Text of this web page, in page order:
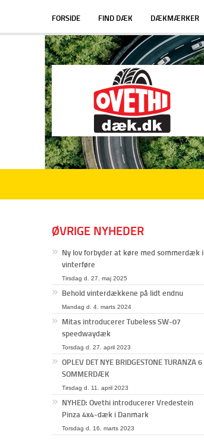
FORSIDE FIND DÆK DÆKMÆRKER
ØVRIGE NYHEDER
Ny lov forbyder at køre med sommerdæk i
vinterføre
Tirsdag d. 27. maj 2025
Behold vinterdækkene på lidt endnu
Mandag d. 4. marts 2024
Mitas introducerer Tubeless SW-07
speedwaydæk
Torsdag d. 27. april 2023
OPLEV DET NYE BRIDGESTONE TURANZA 6
SOMMERDÆK
Tirsdag d. 11. april 2023
NYHED: Ovethi introducerer Vredestein
Pinza 4x4-dæk i Danmark
Torsdag d. 16. marts 2023